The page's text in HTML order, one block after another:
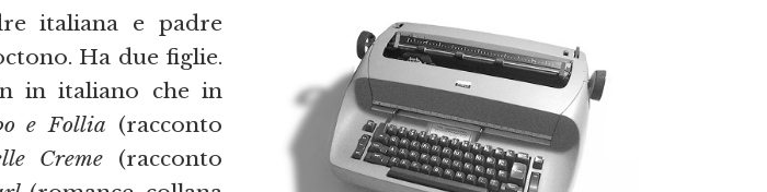
italiana e padre
Ha due figlie.
in italiano che in
e Follia (racconto
Creme (racconto